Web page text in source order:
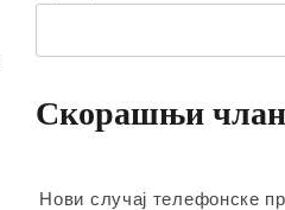
Скорашњи
Нови случај телефонске